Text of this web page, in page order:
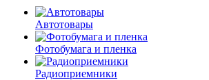
Автотовары
Фотобумага и пленка
Радиоприемники